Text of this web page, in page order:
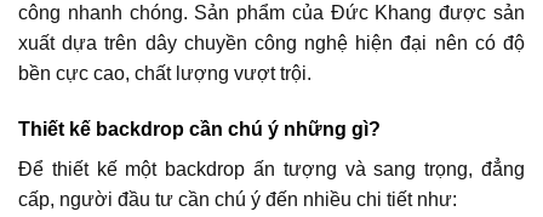
công nhanh chóng. Sản phẩm của Đức Khang được sản
xuất dựa trên dây chuyền công nghệ hiện đại nên có độ
bền cực cao, chất lượng vượt trội.
Thiết kế backdrop cần chú ý những gì?
Để thiết kế một backdrop ấn tượng và sang trọng, đẳng
cấp, người đầu tư cần chú ý đến nhiều chi tiết như: